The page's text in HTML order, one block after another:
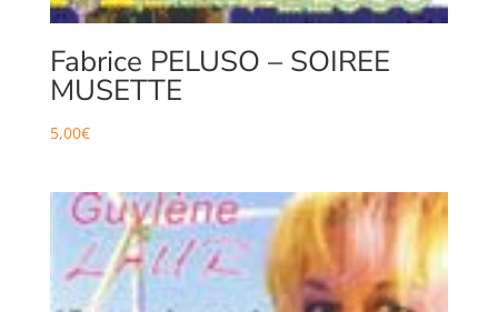
Fabrice PELUSO – SOIREE
MUSETTE
5,00€